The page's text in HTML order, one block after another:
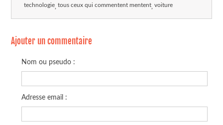
technologie tous ceux qui commentent mentent voiture
Ajouter un commentaire
Nom ou pseudo :
Adresse email :